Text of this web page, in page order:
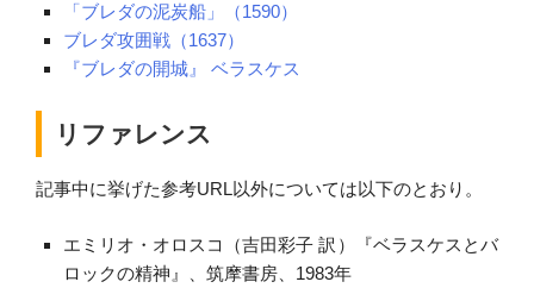
「ブレダの泥炭船」（1590）
ブレダ攻囲戦（1637）
『ブレダの開城』 ベラスケス
リファレンス
記事中に挙げた参考URL以外については以下のとおり。
エミリオ・オロスコ（吉田彩子 訳）『ベラスケスとバ
ロックの精神』、筑摩書房、1983年